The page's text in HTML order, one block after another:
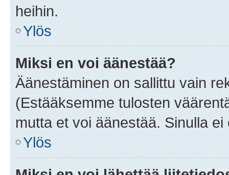
heihin.
Ylös
Miksi en voi äänestää?
Äänestäminen on sallittu vain
(Estääksemme tulosten
mutta et voi äänestää. Sinulla
Ylös